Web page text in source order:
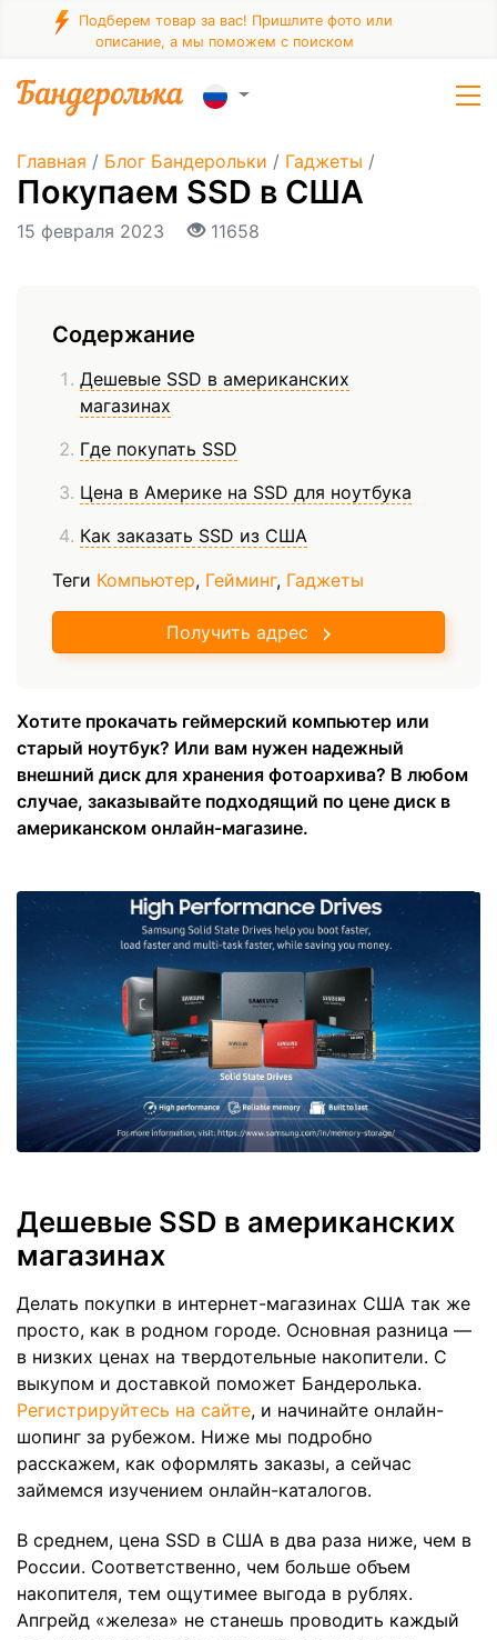
Подберем товар за вас! Пришлите фото или
описание, а мы поможем с поиском
Главная / Блог Бандерольки / Гаджеты /
Покупаем SSD в США
15 февраля 2023 11658
Содержание
Дешевые SSD в американских
магазинах
Где покупать SSD
Цена в Америке на SSD для ноутбука
Как заказать SSD из США
Теги Компьютер, Гейминг, Гаджеты
Получить адрес
Хотите прокачать геймерский компьютер или
старый ноутбук? Или вам нужен надежный
внешний диск для хранения фотоархива? В любом
случае, заказывайте подходящий по цене диск в
американском онлайн-магазине.
Дешевые SSD в американских
магазинах
Делать покупки в интернет-магазинах США так же
просто, как в родном городе. Основная разница —
в низких ценах на твердотельные накопители. С
выкупом и доставкой поможет Бандеролька.
Регистрируйтесь на сайте, и начинайте онлайн-
шопинг за рубежом. Ниже мы подробно
расскажем, как оформлять заказы, а сейчас
займемся изучением онлайн-каталогов.
В среднем, цена SSD в США в два раза ниже, чем в
России. Соответственно, чем больше объем
накопителя, тем ощутимее выгода в рублях.
Апгрейд «железа» не станешь проводить каждый